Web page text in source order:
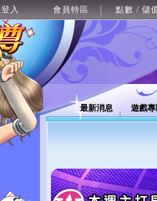
入 會員特區 點數 / 儲
最新消息 遊戲